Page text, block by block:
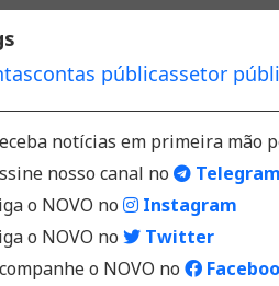
contas públicassetor
notícias em primeira mão
nosso canal no
Telegram
o NOVO no
Instagram
o NOVO no
Twitter
o NOVO no